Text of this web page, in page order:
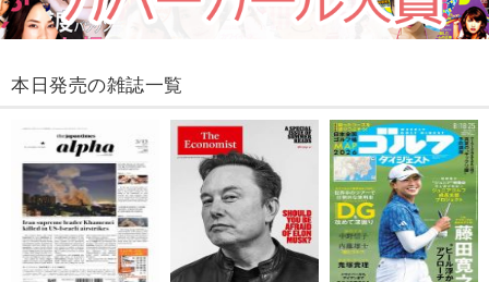
本日発売の雑誌一覧